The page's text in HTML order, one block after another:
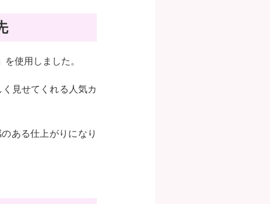
使用しました。
見せてくれる人気カ
ある仕上がりになり